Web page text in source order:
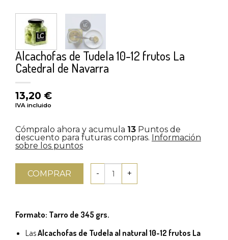
Alcachofas de Tudela 10-12 frutos La
Catedral de Navarra
13,20 €
IVA incluido
Cómpralo ahora y acumula 13 Puntos de
descuento para futuras compras. Información
sobre los puntos
COMPRAR
Formato: Tarro de 345 grs.
LasAlcachofas de Tudela al natural 10-12 frutos La